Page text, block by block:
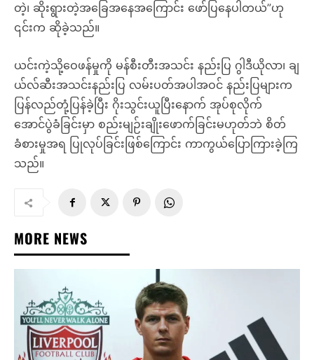
တဲ့၊ ဆိုးရွားတဲ့အခြေအနေအကြောင်း ဖော်ပြနေပါတယ်”ဟု
၎င်းက ဆိုခဲ့သည်။
ယင်းကဲ့သို့ဝေဖန်မှုကို မန်စီးတီးအသင်း နည်းပြ ဂွါဒီယိုလာ၊ ချ
ယ်လ်ဆီးအသင်းနည်းပြ လမ်းပတ်အပါအဝင် နည်းပြများက
ပြန်လည်တုံ့ပြန်ခဲ့ပြီး ဂိုးသွင်းယူပြီးနောက် အုပ်စုလိုက်
အောင်ပွဲခံခြင်းမှာ စည်းမျဉ်းချိုးဖောက်ခြင်းမဟုတ်ဘဲ စိတ်
ခံစားမှုအရ ပြုလုပ်ခြင်းဖြစ်ကြောင်း ကာကွယ်ပြောကြားခဲ့ကြ
သည်။
MORE NEWS